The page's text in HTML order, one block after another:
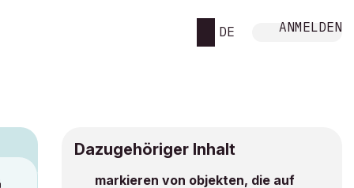
DE ANMELDEN
Dazugehöriger Inhalt
markieren von objekten, die auf